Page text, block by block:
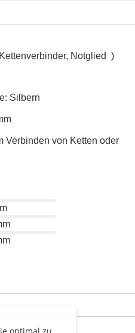
Notglied )
Silbern
Verbinden von Ketten oder